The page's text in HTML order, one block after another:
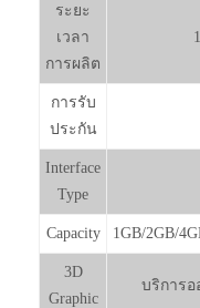
ระยะ
เวลา
การผลิต
การรับ
ประกัน
Interface
Type
Capacity 1GB/2GB/
3D
Graphic
บริการ